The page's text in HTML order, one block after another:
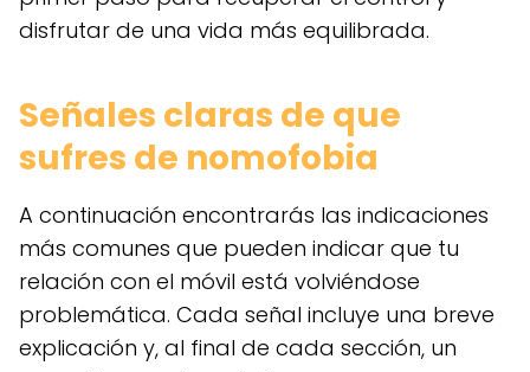
disfrutar de una vida más equilibrada.
Señales claras de que
sufres de nomofobia
A continuación encontrarás las indicaciones
más comunes que pueden indicar que tu
relación con el móvil está volviéndose
problemática. Cada señal incluye una breve
explicación y, al final de cada sección, un